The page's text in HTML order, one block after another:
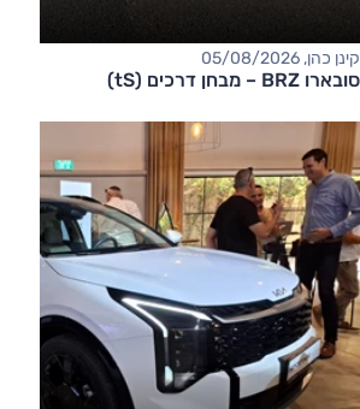
קינן כהן, 05/08/2026
סובארו BRZ – מבחן דרכים (tS)